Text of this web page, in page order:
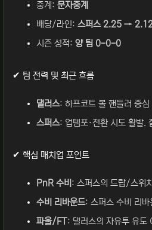
중계: 문자중계
배당/라인: 스퍼스 2.25 →
시즌 성적: 양 팀 0-0-0
✔ 팀 전력 및 최근 흐름
댈러스: 하프코트 볼 핸들러 중
스퍼스: 업템포·전환 시도 활발.
✔ 핵심 매치업 포인트
PnR 수비 : 스퍼스의 드랍/스위
수비 리바운드: 스퍼스 수비 리바
파울/FT : 댈러스의 자유투 유도